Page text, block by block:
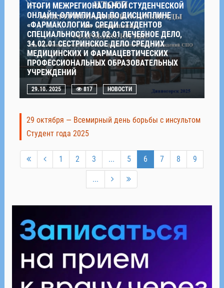
ИТОГИ МЕЖРЕГИОНАЛЬНОЙ СТУДЕНЧЕСКОЙ
ОНЛАЙН-ОЛИМПИАДЫ ПО ДИСЦИПЛИНЕ
«ФАРМАКОЛОГИЯ» СРЕДИ СТУДЕНТОВ
СПЕЦИАЛЬНОСТИ 31.02.01 ЛЕЧЕБНОЕ ДЕЛО,
34.02.01 СЕСТРИНСКОЕ ДЕЛО СРЕДНИХ
МЕДИЦИНСКИХ И ФАРМАЦЕВТИЧЕСКИХ
ПРОФЕССИОНАЛЬНЫХ ОБРАЗОВАТЕЛЬНЫХ
УЧРЕЖДЕНИЙ
29.10. 2025 817 НОВОСТИ
29 октября — Всемирный день борьбы с инсультом
Студент года 2025
1 2 3 ... 5 6 7 8 9
...